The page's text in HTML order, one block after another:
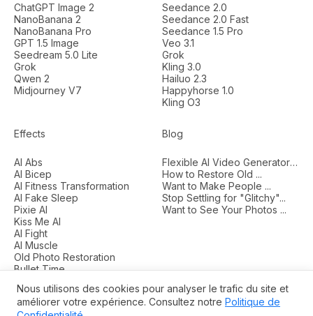
ChatGPT Image 2
NanoBanana 2
NanoBanana Pro
GPT 1.5 Image
Seedream 5.0 Lite
Grok
Qwen 2
Midjourney V7
Seedance 2.0
Seedance 2.0 Fast
Seedance 1.5 Pro
Veo 3.1
Grok
Kling 3.0
Hailuo 2.3
Happyhorse 1.0
Kling O3
Effects
AI Abs
AI Bicep
AI Fitness Transformation
AI Fake Sleep
Pixie AI
Kiss Me AI
AI Fight
AI Muscle
Old Photo Restoration
Bullet Time
Blog
Flexible AI Video Generators...
How to Restore Old ...
Want to Make People ...
Stop Settling for "Glitchy"...
Want to See Your Photos ...
© 2026 Aieffect.art Tous droits réservés.
Nous utilisons des cookies pour analyser le trafic du site et
améliorer votre expérience. Consultez notre Politique de